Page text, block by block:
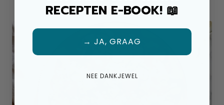
RECEPTEN E-BOOK! 📖
→ JA, GRAAG
NEE DANKJEWEL